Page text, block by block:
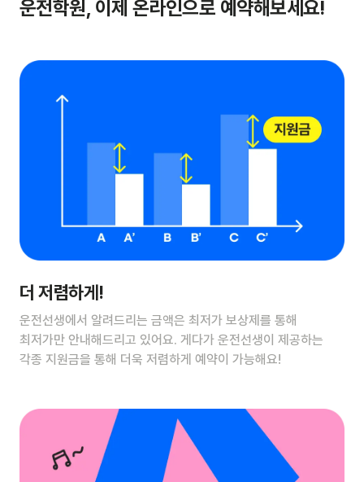
운전학원, 이제 온라인으로 예약해보세요!
더 저렴하게!
운전선생에서 알려드리는 금액은 최저가 보상제를 통해
최저가만 안내해드리고 있어요. 게다가 운전선생이 제공하는
각종 지원금을 통해 더욱 저렴하게 예약이 가능해요!